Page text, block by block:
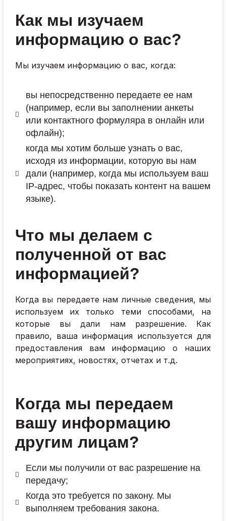
Как мы изучаем
информацию о вас?
Мы изучаем информацию о вас, когда:
вы непосредственно передаете ее нам
(например, если вы заполнении анкеты
или контактного формуляра в онлайн или
офлайн);
когда мы хотим больше узнать о вас,
исходя из информации, которую вы нам
дали (например, когда мы используем ваш
IP-адрес, чтобы показать контент на вашем
языке).
Что мы делаем с
полученной от вас
информацией?
Когда вы передаете нам личные сведения, мы
используем их только теми способами, на
которые вы дали нам разрешение. Как
правило, ваша информация используется для
предоставления вам информацию о наших
мероприятиях, новостях, отчетах и т.д.
Когда мы передаем
вашу информацию
другим лицам?
Если мы получили от вас разрешение на
передачу;
Когда это требуется по закону. Мы
выполняем требования закона.